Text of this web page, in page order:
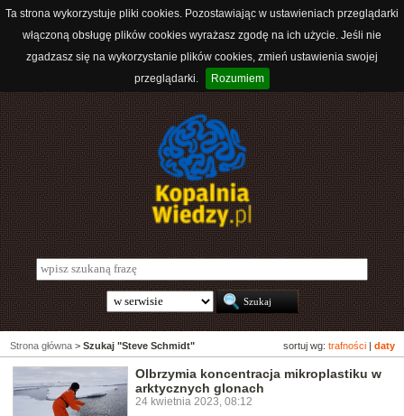
Ta strona wykorzystuje pliki cookies. Pozostawiając w ustawieniach przeglądarki
włączoną obsługę plików cookies wyrażasz zgodę na ich użycie. Jeśli nie
zgadzasz się na wykorzystanie plików cookies, zmień ustawienia swojej
przeglądarki.
Rozumiem
sortuj wg: trafności daty
Strona główna > Szukaj "Steve Schmidt"
Olbrzymia koncentracja mikroplastiku w
arktycznych glonach
24 kwietnia 2023, 08:12